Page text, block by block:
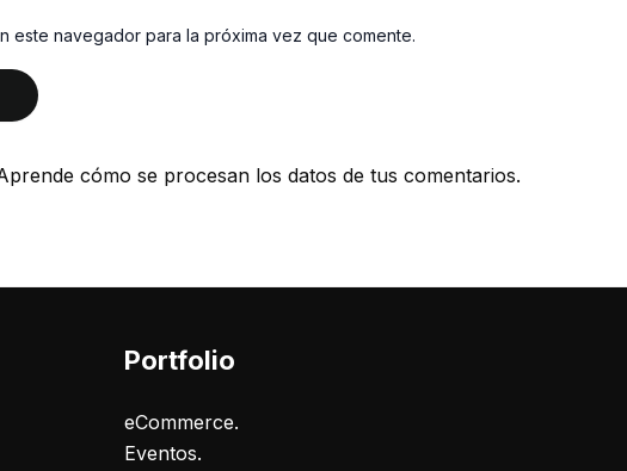
este navegador para la próxima vez que comente.
cómo se procesan los datos de tus comentarios.
Portfolio
eCommerce.
Eventos.